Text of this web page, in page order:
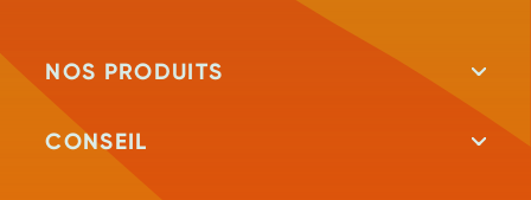
NOS PRODUITS
Tous les produits
Shakes protéinés
CONSEIL